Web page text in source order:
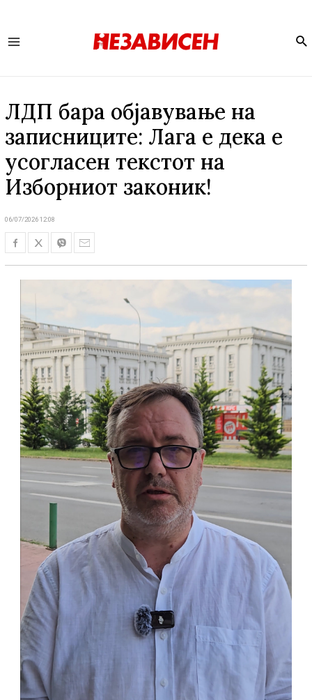
ЛДП бара објавување на
записниците: Лага е дека е
усогласен текстот на
Изборниот законик!
06/07/2026 12:08